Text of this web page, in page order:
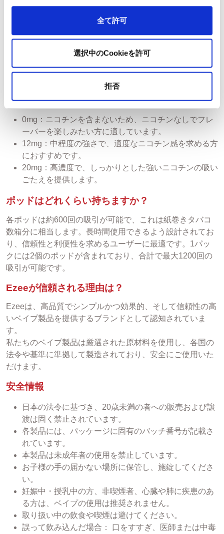
全て許可
選択中のCookieを許可
拒否
充電時間：約45分
バッテリー寿命：約250回の充電サイクル（容量は時
サイズ：高さ 116mm × 幅 20mm × 奥行 10mm
認証：適用されるCEおよびUKCA規格に準拠していま
どのニコチン濃度を選べばよいですか？
0mg：ニコチンを含まないため、ニコチンなしでフレ
ーバーを楽しみたい方に適しています。
12mg：中程度の強さで、適度なニコチン感を求める方
におすすめです。
20mg：高濃度で、しっかりとした強いニコチンの吸い
ごたえを提供します。
ポッドはどれくらい持ちますか？
各ポッドは約600回の吸引が可能で、これは紙巻きタバコ
数箱分に相当します。長時間使用できるよう設計されてお
り、信頼性と利便性を求めるユーザーに最適です。1パッ
クには2個のポッドが含まれており、合計で最大1200回の
吸引が可能です。
Ezeeが信頼される理由は？
Ezeeは、高品質でシンプルかつ効果的、そして信頼性の高
いベイプ製品を提供するブランドとして認知されていま
す。
私たちのベイプ製品は厳選された原材料を使用し、各国の
法令や基準に準拠して製造されており、安全にご使用いた
だけます。
安全情報
日本の法令に基づき、20歳未満の者への販売および譲
渡は固く禁止されています。
各製品には、パッケージに固有のバッチ番号が記載さ
れています。
本製品は未成年者の使用を禁止しています。
お子様の手の届かない場所に保管し、施錠してくださ
い。
妊娠中・授乳中の方、非喫煙者、心臓や肺に疾患のあ
る方は、ベイプの使用は推奨されません。
取り扱い中の飲食や喫煙は避けてください。
誤って飲み込んだ場合： 口をすすぎ、医師または中毒